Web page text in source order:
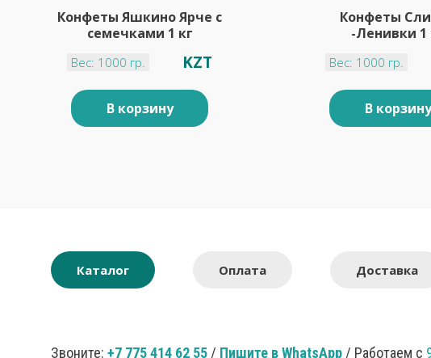
Конфеты Яшкино Ярче с
семечками 1 кг
Вес: 1000 гр. KZT
В корзину
Конфеты
-Ленивки 1
Вес: 1000 гр.
В корзину
Каталог Оплата Доставка
Звоните: +7 775 414 62 55 / Пишите в WhatsApp / Работаем с